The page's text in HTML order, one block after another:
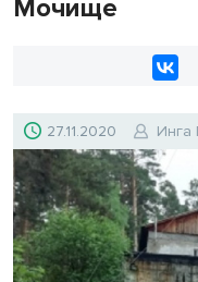
Мочище
27.11.2020 Инга